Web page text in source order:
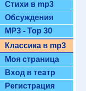
Стихи в mp3
Обсуждения
MP3 - Top 30
Классика в mp3
Моя страница
Вход в театр
Регистрация